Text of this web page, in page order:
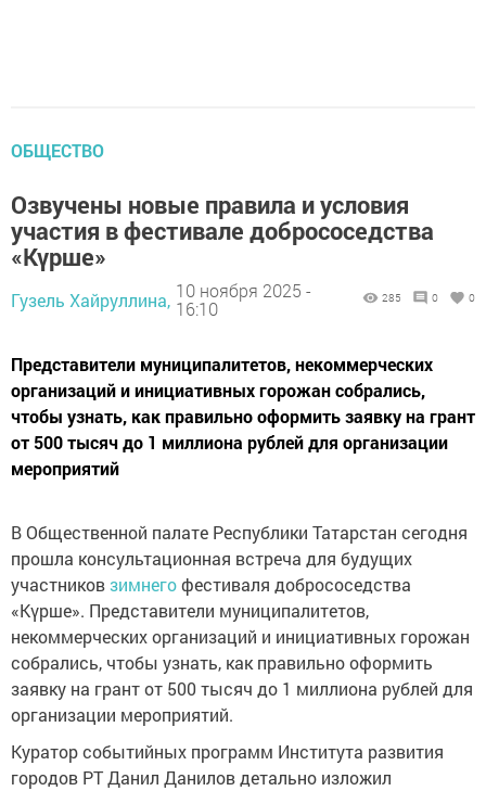
ОБЩЕСТВО
Озвучены новые правила и условия
участия в фестивале добрососедства
«Күрше»
Гузель Хайруллина, 10 ноября 2025 -
16:10
285 0 0
Представители муниципалитетов, некоммерческих
организаций и инициативных горожан собрались,
чтобы узнать, как правильно оформить заявку на грант
от 500 тысяч до 1 миллиона рублей для организации
мероприятий
В Общественной палате Республики Татарстан сегодня
прошла консультационная встреча для будущих
участниковзимнегофестиваля добрососедства
«Күрше». Представители муниципалитетов,
некоммерческих организаций и инициативных горожан
собрались, чтобы узнать, как правильно оформить
заявку на грант от 500 тысяч до 1 миллиона рублей для
организации мероприятий.
Куратор событийных программ Института развития
городов РТ Данил Данилов детально изложил